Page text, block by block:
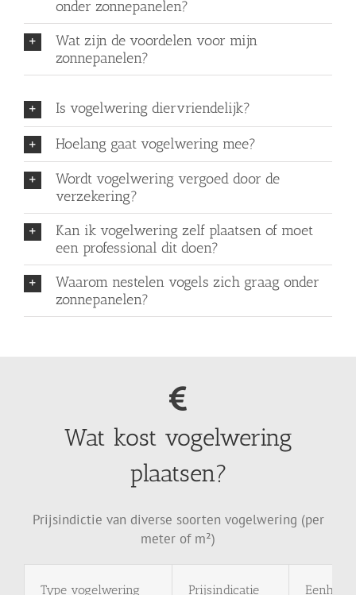
onder zonnepanelen?
Wat zijn de voordelen voor mijn
zonnepanelen?
Is vogelwering diervriendelijk?
Hoelang gaat vogelwering mee?
Wordt vogelwering vergoed door de
verzekering?
Kan ik vogelwering zelf plaatsen of moet
een professional dit doen?
Waarom nestelen vogels zich graag onder
zonnepanelen?
Wat kost vogelwering
plaatsen?
Prijsindictie van diverse soorten vogelwering (per
meter of m²)
Type vogelwering Prijsindicatie Eenheid